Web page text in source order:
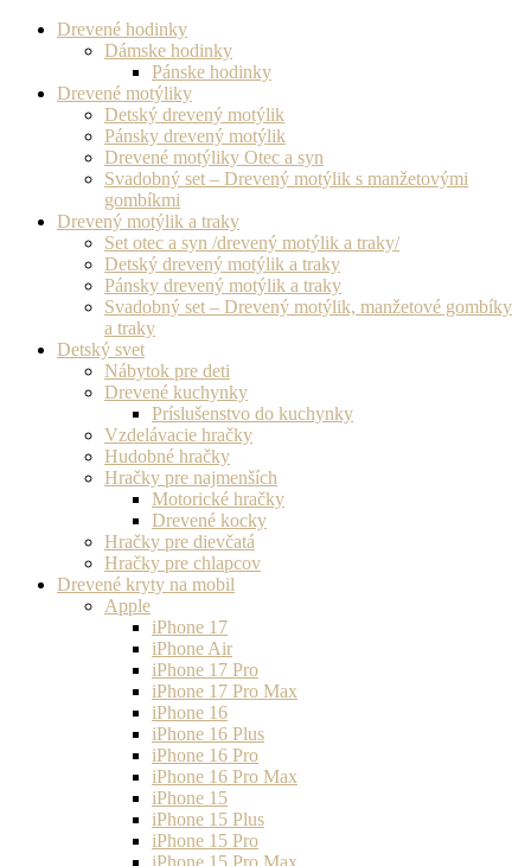
Drevené hodinky
Dámske hodinky
Pánske hodinky
Drevené motýliky
Detský drevený motýlik
Pánsky drevený motýlik
Drevené motýliky Otec a syn
Svadobný set – Drevený motýlik s manžetovými
gombíkmi
Drevený motýlik a traky
Set otec a syn /drevený motýlik a traky/
Detský drevený motýlik a traky
Pánsky drevený motýlik a traky
Svadobný set – Drevený motýlik, manžetové gombíky
a traky
Detský svet
Nábytok pre deti
Drevené kuchynky
Príslušenstvo do kuchynky
Vzdelávacie hračky
Hudobné hračky
Hračky pre najmenších
Motorické hračky
Drevené kocky
Hračky pre dievčatá
Hračky pre chlapcov
Drevené kryty na mobil
Apple
iPhone 17
iPhone Air
iPhone 17 Pro
iPhone 17 Pro Max
iPhone 16
iPhone 16 Plus
iPhone 16 Pro
iPhone 16 Pro Max
iPhone 15
iPhone 15 Plus
iPhone 15 Pro
iPhone 15 Pro Max